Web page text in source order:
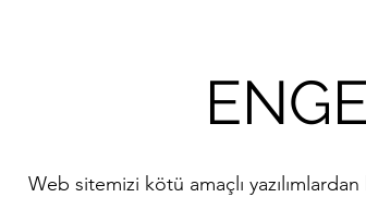
Web sitemizi kötü amaçlı